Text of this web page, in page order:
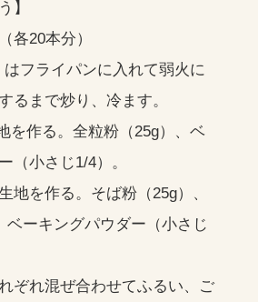
】
各20本分）
フライパンに入れて弱火に
るまで炒り、冷ます。
を作る。全粒粉（25g）、ベ
（小さじ1/4）。
地を作る。そば粉（25g）、
ベーキングパウダー（小さじ
ぞれ混ぜ合わせてふるい、ご